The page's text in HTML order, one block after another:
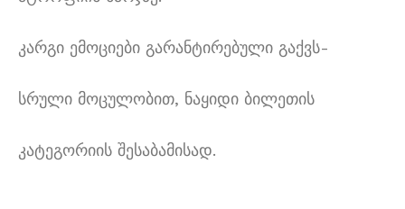
კარგი ემოციები გარანტირებული გაქვს-
სრული მოცულობით, ნაყიდი ბილეთის
კატეგორიის შესაბამისად.